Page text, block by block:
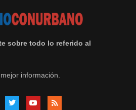
sobre todo lo referido al
información.